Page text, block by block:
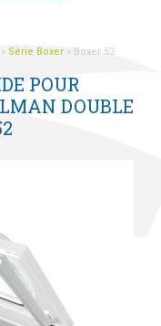
» Série Boxer » Boxer 52
POUR
DOUBLE